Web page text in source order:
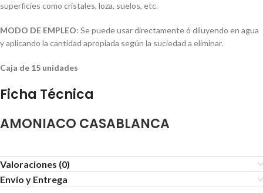
superficies como cristales, loza, suelos, etc.
MODO DE EMPLEO: Se puede usar directamente ó diluyendo en agua
y aplicando la cantidad apropiada según la suciedad a eliminar.
Caja de 15 unidades
Ficha Técnica
AMONIACO CASABLANCA
Valoraciones (0)
Envío y Entrega